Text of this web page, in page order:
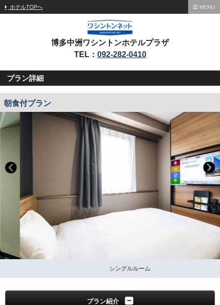
ホテルTOPへ MENU
博多中洲ワシントンホテルプラザ
TEL： 092-282-0410
プラン詳細
朝食付プラン
シングルルーム
プラン紹介